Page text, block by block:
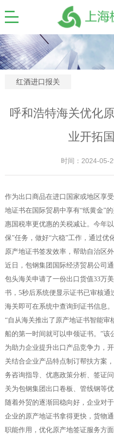
红酒进口报关
呼和浩特海关优化
业开拓
时间：2024-
作为出口商品在进口国家或地区享
地证书在国际贸易中享有“纸黄金”
惠国税率更优惠的关税减让。今年
保”任务，做好“六稳”工作，通过优
原产地证书签发效率，帮助自治区
近日，包钢集团国际经济贸易公司
包头海关申请了一份出口货值33万
书，5秒后系统便显示证书已审核
海关即可在系统中查询到证书信息。
“自从海关推出了原产地证书智能
船的第一时间就可以申领证书。”该
为助力企业提升出口产品竞争力，
关结合企业产品特点制订帮扶方案
务咨询指导、优惠政策分析、签证
关为包钢集团出口卷板、管线钢等
随着外贸的逐渐回稳向好，企业对
企业的原产地证书拿得更快，货物
职能作用，优化原产地签证服务方